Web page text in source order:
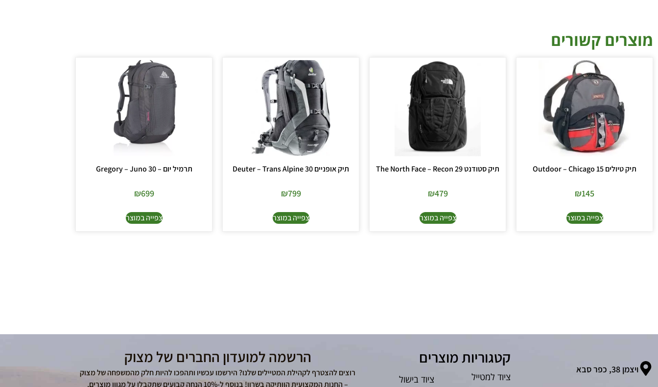
מוצרים קשורים
תיק טיולים Outdoor – Chicago 15
₪145
צפייה במוצר
תיק סטודנט The North Face – Recon 29
₪479
צפייה במוצר
תיק אופניים Deuter – Trans Alpine 30
₪799
צפייה במוצר
תרמיל יום – Gregory – Juno 30
₪699
צפייה במוצר
ויצמן 38, כפר סבא
קטגוריות מוצרים
ציוד למטייל
ציוד בישול
הרשמה למועדון החברים של מצוק
רוצים להצטרף לקהילת המטיילים שלנו? הירשמו עכשיו ותהפכו להיות חלק מהמשפחה של מצוק
– החנות המקצועית הוותיקה בשרון! בנוסף ל-10% הנחה קבועים שתקבלו על מגוון מוצרים,